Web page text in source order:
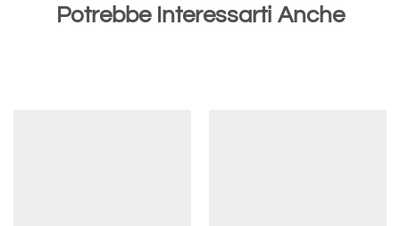
Potrebbe Interessarti Anche